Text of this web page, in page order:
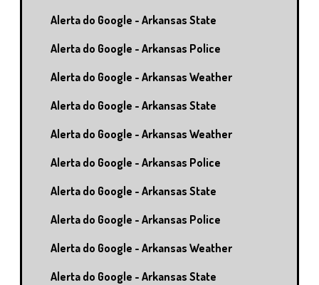
Alerta do Google - Arkansas State
Alerta do Google - Arkansas Police
Alerta do Google - Arkansas Weather
Alerta do Google - Arkansas State
Alerta do Google - Arkansas Weather
Alerta do Google - Arkansas Police
Alerta do Google - Arkansas State
Alerta do Google - Arkansas Police
Alerta do Google - Arkansas Weather
Alerta do Google - Arkansas State